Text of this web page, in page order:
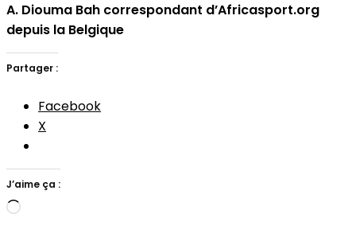
A. Diouma Bah correspondant d’Africasport.org
depuis la Belgique
Partager :
Facebook
X
J’aime ça :
Chargement…